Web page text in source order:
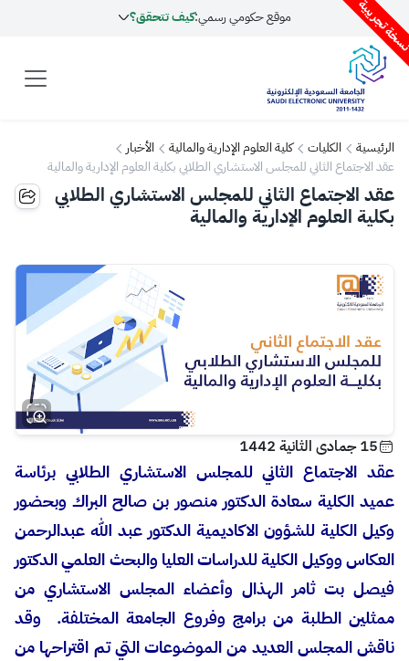
تجريبية موقع حكومي رسمي:كيف تتحقق؟
الرئيسية الكليات كلية العلوم الإدارية والمالية
الأخبار
عقد الاجتماع الثاني للمجلس الاستشاري الطلابي بكلية العلوم الإدارية والمالية
عقد الاجتماع الثاني للمجلس الاستشاري الطلابي
بكلية العلوم الإدارية والمالية
15 جمادى الثانية 1442
عقد الاجتماع الثاني للمجلس الاستشاري الطلابي برئاسة
عميد الكلية سعادة الدكتور منصور بن صالح البراك وبحضور
وكيل الكلية للشؤون الاكاديمية الدكتور عبد الله عبدالرحمن
العكاس ووكيل الكلية للدراسات العليا والبحث العلمي الدكتور
فيصل بت ثامر الهذال وأعضاء المجلس الاستشاري من
ممثلين الطلبة من برامج وفروع الجامعة المختلفة. وقد
ناقش المجلس العديد من الموضوعات التي تم اقتراحها من